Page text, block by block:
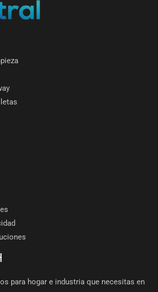
para hogar e industria que necesitas en